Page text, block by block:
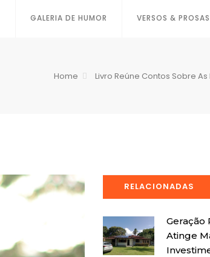
GALERIA DE HUMOR VERSOS & PROSAS
Home Livro Reúne Contos Sobre
RELACIONADAS
Geração
Atinge